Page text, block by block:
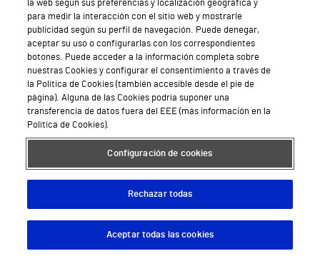
Hospital Vithas Vigo
Hospital Vithas Valencia Turia
Hospital Vithas Vitoria
Hospital Vithas Xanit Internacional (Benalmádena)
Todos los centros Vithas
Sobre Vithas
Descargar App
la web según sus preferencias y localización geográfica y
para medir la interacción con el sitio web y mostrarle
publicidad según su perfil de navegación. Puede denegar,
aceptar su uso o configurarlas con los correspondientes
botones. Puede acceder a la información completa sobre
nuestras Cookies y configurar el consentimiento a través de
la Política de Cookies (también accesible desde el pie de
página). Alguna de las Cookies podría suponer una
transferencia de datos fuera del EEE (más información en la
Política de Cookies).
Configuración de cookies
Rechazar todas
Aceptar todas las cookies